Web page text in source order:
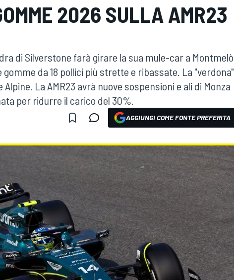
2026 SULLA AMR23
di Silverstone farà girare la sua mule-car a Montmelò
da 18 pollici più strette e ribassate. La "verdona"
La AMR23 avrà nuove sospensioni e ali di Monza
per ridurre il carico del 30%.
AGGIUNGI COME FONTE PREFERITA